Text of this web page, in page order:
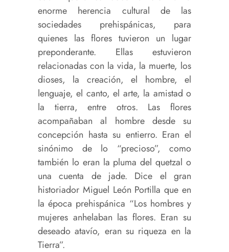
enorme herencia cultural de las
sociedades prehispánicas, para
quienes las flores tuvieron un lugar
preponderante. Ellas estuvieron
relacionadas con la vida, la muerte, los
dioses, la creación, el hombre, el
lenguaje, el canto, el arte, la amistad o
la tierra, entre otros. Las flores
acompañaban al hombre desde su
concepción hasta su entierro. Eran el
sinónimo de lo “precioso”, como
también lo eran la pluma del quetzal o
una cuenta de jade. Dice el gran
historiador Miguel León Portilla que en
la época prehispánica “Los hombres y
mujeres anhelaban las flores. Eran su
deseado atavío, eran su riqueza en la
Tierra”.